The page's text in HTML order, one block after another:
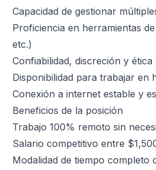
Capacidad de gestionar
Proficiencia en herramientas
etc.)
Confiabilidad, discreción y
Disponibilidad para trabajar en
Conexión a internet estable y
Beneficios de la posición
Trabajo 100% remoto sin
Salario competitivo entre
Modalidad de tiempo completo